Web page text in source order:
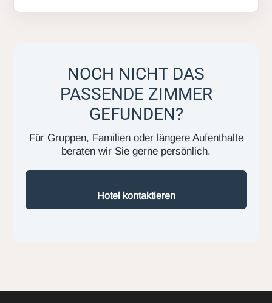
NOCH NICHT DAS
PASSENDE ZIMMER
GEFUNDEN?
Für Gruppen, Familien oder längere Aufenthalte
beraten wir Sie gerne persönlich.
Hotel kontaktieren